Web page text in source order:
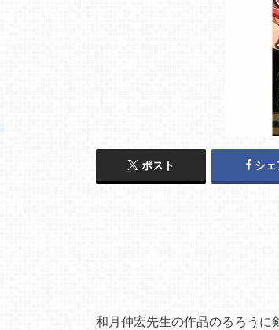
ポスト シェ
和月伸宏先生の作品のるろうに